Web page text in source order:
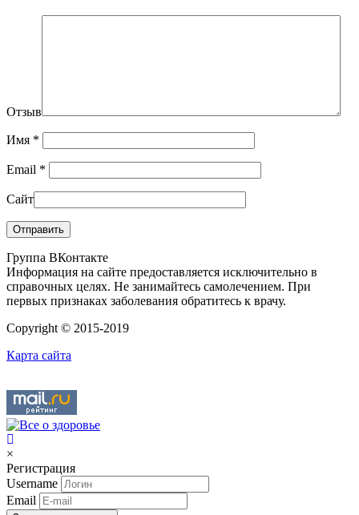
Отзыв
Имя *
Email *
Сайт
Группа ВКонтакте
Информация на сайте предоставляется исключительно в
справочных целях. Не занимайтесь самолечением. При
первых признаках заболевания обратитесь к врачу.
Copyright © 2015-2019
Карта сайта
×
Регистрация
Username
Email